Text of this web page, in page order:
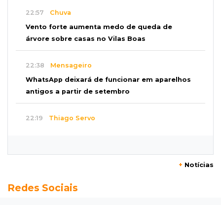
22:57 Chuva
Vento forte aumenta medo de queda de
árvore sobre casas no Vilas Boas
22:38 Mensageiro
WhatsApp deixará de funcionar em aparelhos
antigos a partir de setembro
22:19 Thiago Servo
Semana vai começar com 909 novas
+ Notícias
Redes Sociais